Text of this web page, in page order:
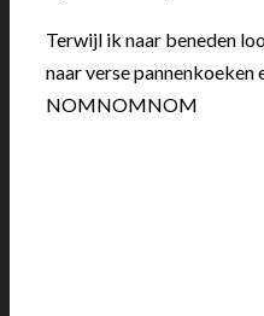
Terwijl ik naar beneden
naar verse pannenkoeken
NOMNOMNOM